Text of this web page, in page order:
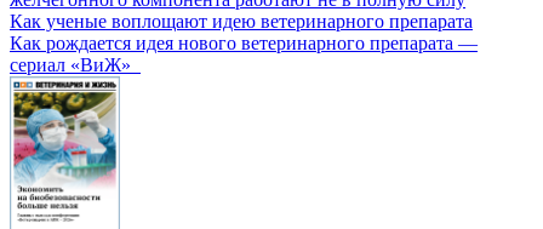
Как ученые воплощают идею ветеринарного препарата
Как рождается идея нового ветеринарного препарата —
сериал «ВиЖ»